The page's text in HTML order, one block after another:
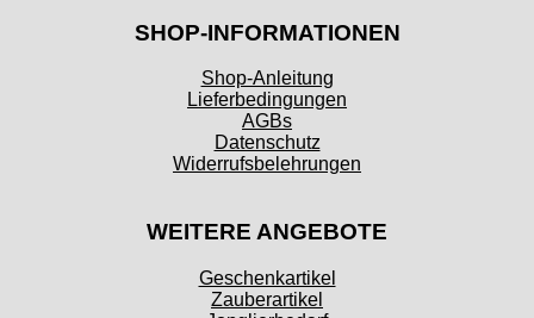
SHOP-INFORMATIONEN
Shop-Anleitung
Lieferbedingungen
AGBs
Datenschutz
Widerrufsbelehrungen
WEITERE ANGEBOTE
Geschenkartikel
Zauberartikel